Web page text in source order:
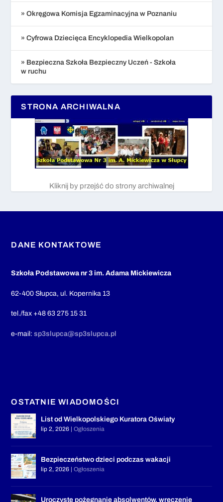
» Okręgowa Komisja Egzaminacyjna w Poznaniu
» Cyfrowa Dziecięca Encyklopedia Wielkopolan
» Bezpieczna Szkoła Bezpieczny Uczeń - Szkoła
w ruchu
STRONA ARCHIWALNA
Kliknij by przejść do strony archiwalnej
DANE KONTAKTOWE
Szkoła Podstawowa nr 3 im. Adama Mickiewicza
62-400 Słupca, ul. Kopernika 13
tel./fax +48 63 275 15 31
e-mail:sp3slupca@sp3slupca.pl
OSTATNIE WIADOMOŚCI
List od Wielkopolskiego Kuratora Oświaty
lip 2, 2026 |Ogłoszenia
Bezpieczeństwo dzieci podczas wakacji
lip 2, 2026 |Ogłoszenia
Uroczyste pożegnanie absolwentów, wręczenie